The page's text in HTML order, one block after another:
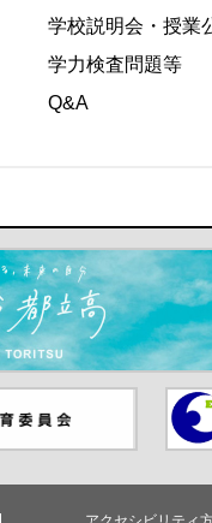
学校説明会・授業
学力検査問題等
Q&A
中
（